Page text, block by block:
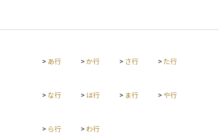
> あ行 >か行 > さ行 > た行
> な行 > は行 > ま行 > や行
> ら行 > わ行